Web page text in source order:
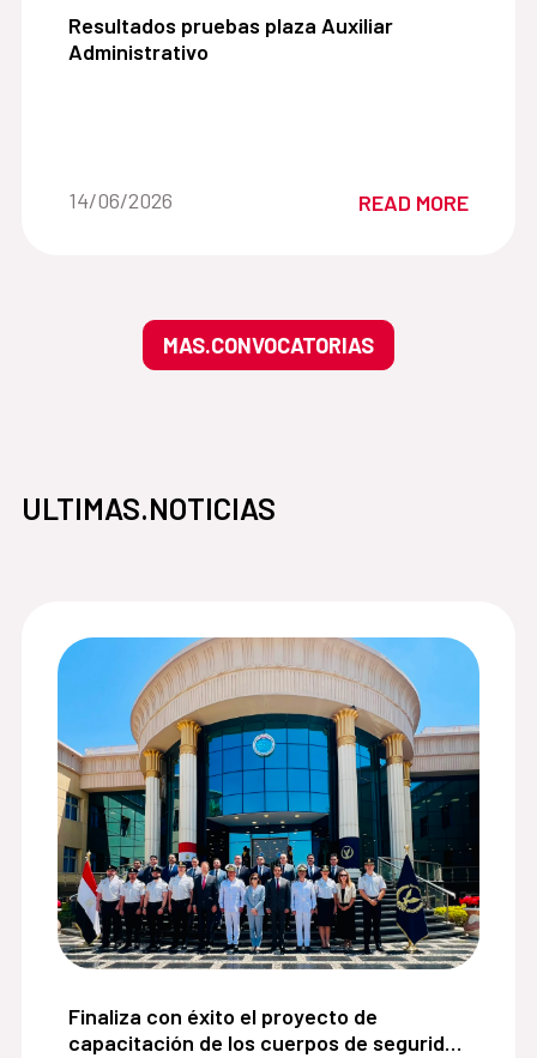
Resultados pruebas plaza Auxiliar
Resultados pruebas plaza Auxiliar
Administrativo
Date of the news::
14/06/2026 READ MORE
MAS.CONVOCATORIAS
ULTIMAS.NOTICIAS
para víctimas de violencia de género de la
Finaliza con éxito el proyecto de capacitación
Finaliza con éxito el proyecto de
capacitación de los cuerpos de seguridad